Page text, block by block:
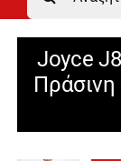
Ανδρικά
Γυναικεία
Αγόρι
Joyce
Πράσινη